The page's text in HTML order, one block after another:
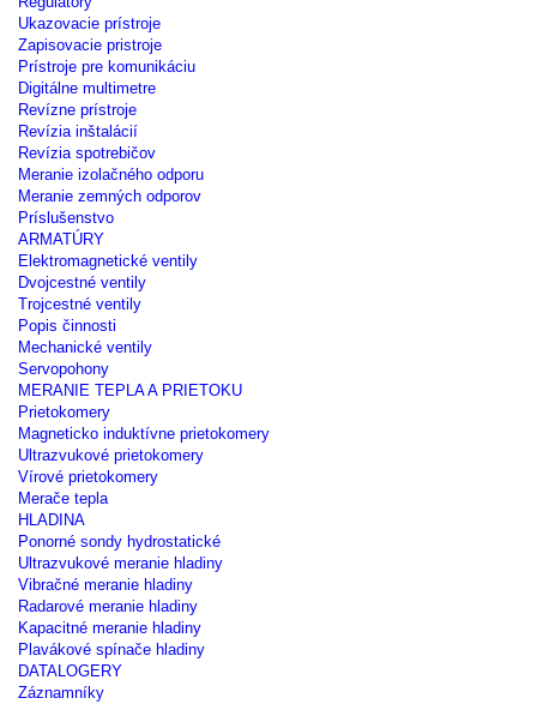
Ukazovacie prístroje
Zapisovacie pristroje
Prístroje pre komunikáciu
Digitálne multimetre
Revízne prístroje
Revízia inštalácií
Revízia spotrebičov
Meranie izolačného odporu
Meranie zemných odporov
Príslušenstvo
ARMATÚRY
Elektromagnetické ventily
Dvojcestné ventily
Trojcestné ventily
Popis činnosti
Mechanické ventily
Servopohony
MERANIE TEPLA A PRIETOKU
Prietokomery
Magneticko induktívne prietokomery
Ultrazvukové prietokomery
Vírové prietokomery
Merače tepla
HLADINA
Ponorné sondy hydrostatické
Ultrazvukové meranie hladiny
Vibračné meranie hladiny
Radarové meranie hladiny
Kapacitné meranie hladiny
Plavákové spínače hladiny
DATALOGERY
Záznamníky